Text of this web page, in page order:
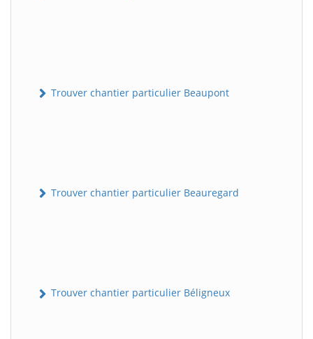
Trouver chantier particulier Beaupont
Trouver chantier particulier Beauregard
Trouver chantier particulier Béligneux